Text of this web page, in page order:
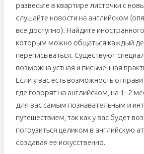
развесьте в квартире листочки с
слушайте новости на английском
все доступно). Найдите
которым можно общаться каждый
переписываться. Существуют
возможна устная и письменная
Если у вас есть возможность
где говорят на английском, на 1−2
для вас самым познавательным и
путешествием, так как у вас будет
погрузиться целиком в английскую
создавая ее искусственно.